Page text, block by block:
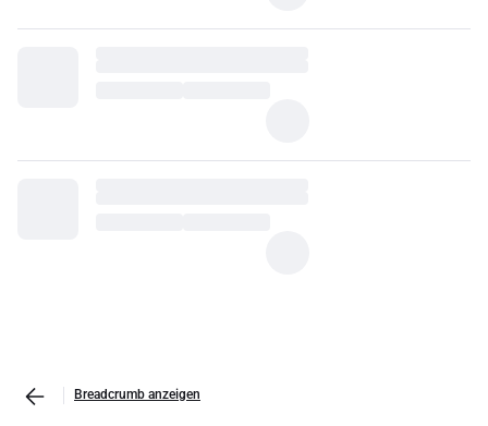
Breadcrumb anzeigen